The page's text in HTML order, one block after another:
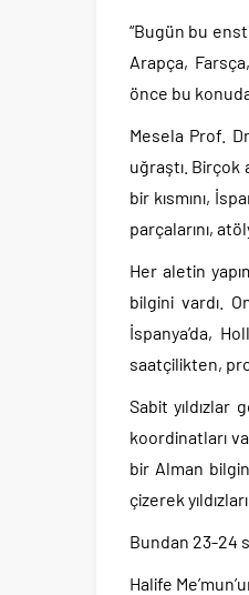
“Bugün bu
Arapça,
önce bu
Mesela Prof.
uğraştı. Birçok
bir kısmını,
parçalarını,
Her aletin
bilgini vardı.
İspanya’da,
saatçilikten,
Sabit yıldızlar
koordinatları
bir Alman
çizerek
Bundan 23-24
Halife